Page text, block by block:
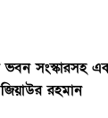
ভবন সংস্কারসহ
রহমান